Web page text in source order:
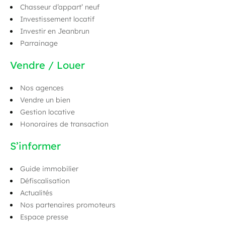
Chasseur d’appart’ neuf
Investissement locatif
Investir en Jeanbrun
Parrainage
Vendre / Louer
Nos agences
Vendre un bien
Gestion locative
Honoraires de transaction
S’informer
Guide immobilier
Défiscalisation
Actualités
Nos partenaires promoteurs
Espace presse